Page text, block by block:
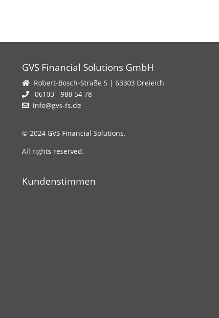
GVS Financial Solutions GmbH
Robert-Bosch-Straße 5 | 63303 Dreieich
06103 - 988 54 78
info@gvs-fs.de
© 2024 GVS Financial Solutions.
All rights reserved.
Kundenstimmen